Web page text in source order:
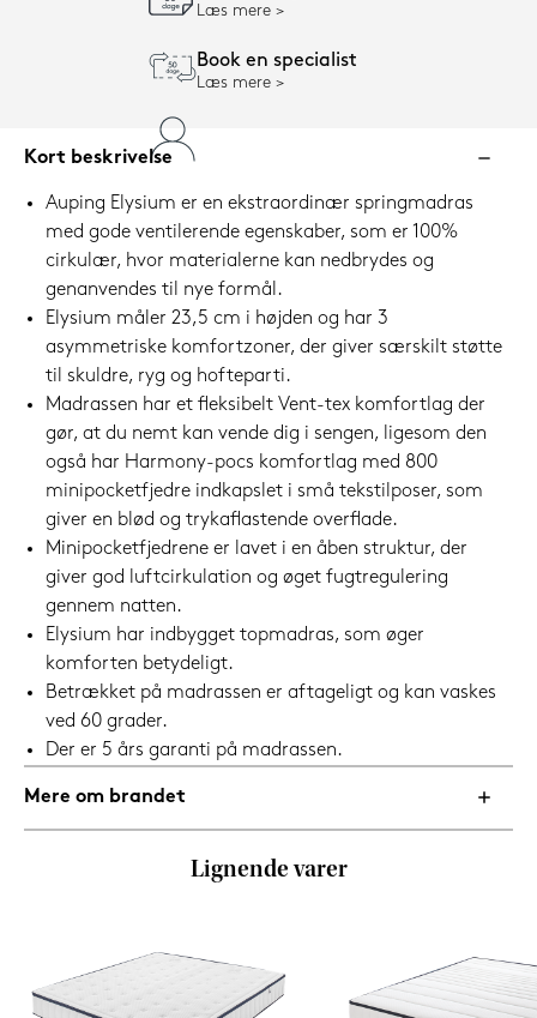
Læs mere
Book en specialist
Læs mere
Kort beskrivelse
Auping Elysium er en ekstraordinær springmadras
med gode ventilerende egenskaber, som er 100%
cirkulær, hvor materialerne kan nedbrydes og
genanvendes til nye formål.
Elysium måler 23,5 cm i højden og har 3
asymmetriske komfortzoner, der giver særskilt støtte
til skuldre, ryg og hofteparti.
Madrassen har et fleksibelt Vent-tex komfortlag der
gør, at du nemt kan vende dig i sengen, ligesom den
også har Harmony-pocs komfortlag med 800
minipocketfjedre indkapslet i små tekstilposer, som
giver en blød og trykaflastende overflade.
Minipocketfjedrene er lavet i en åben struktur, der
giver god luftcirkulation og øget fugtregulering
gennem natten.
Elysium har indbygget topmadras, som øger
komforten betydeligt.
Betrækket på madrassen er aftageligt og kan vaskes
ved 60 grader.
Der er 5 års garanti på madrassen.
Mere om brandet
Lignende varer